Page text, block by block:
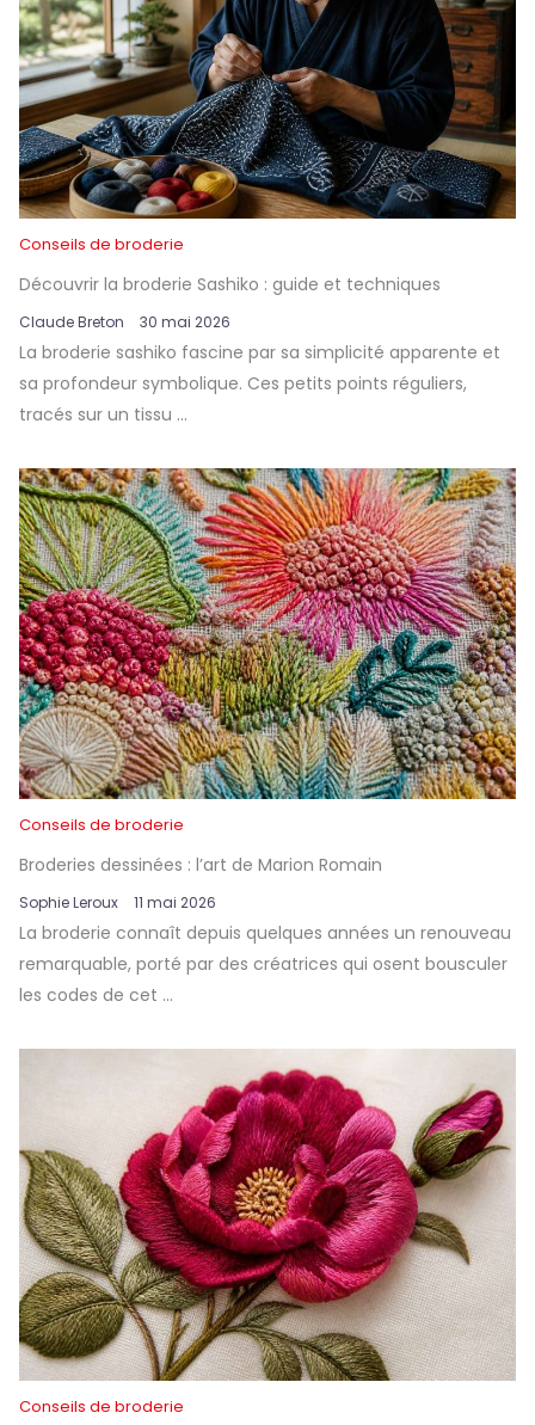
Conseils de broderie
Découvrir la broderie Sashiko : guide et techniques
Claude Breton 30 mai 2026
La broderie sashiko fascine par sa simplicité apparente et
sa profondeur symbolique. Ces petits points réguliers,
tracés sur un tissu ...
Conseils de broderie
Broderies dessinées : l’art de Marion Romain
Sophie Leroux 11 mai 2026
La broderie connaît depuis quelques années un renouveau
remarquable, porté par des créatrices qui osent bousculer
les codes de cet ...
Conseils de broderie